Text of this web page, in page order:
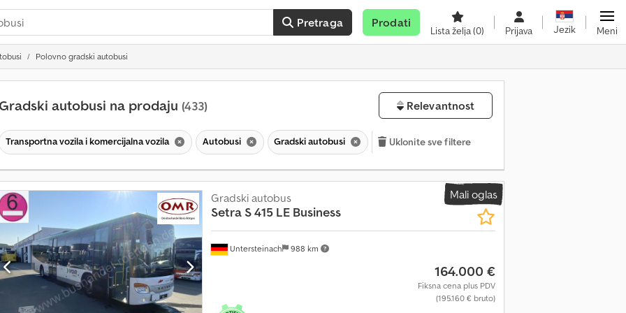
Pretraga Prodati
Lista želja(0) Prijava Jezik Meni
Polovno gradski autobusi
Gradski autobusi na prodaju (433) Relevantnost
Transportna vozila i komercijalna vozila Autobusi Gradski autobusi Uklonite sve filtere
Mali oglas
Untersteinach 988 km
Gradski autobus
Setra S 415 LE Business
164.000 €
Fiksna cena plus PDV
(195.160 € bruto)